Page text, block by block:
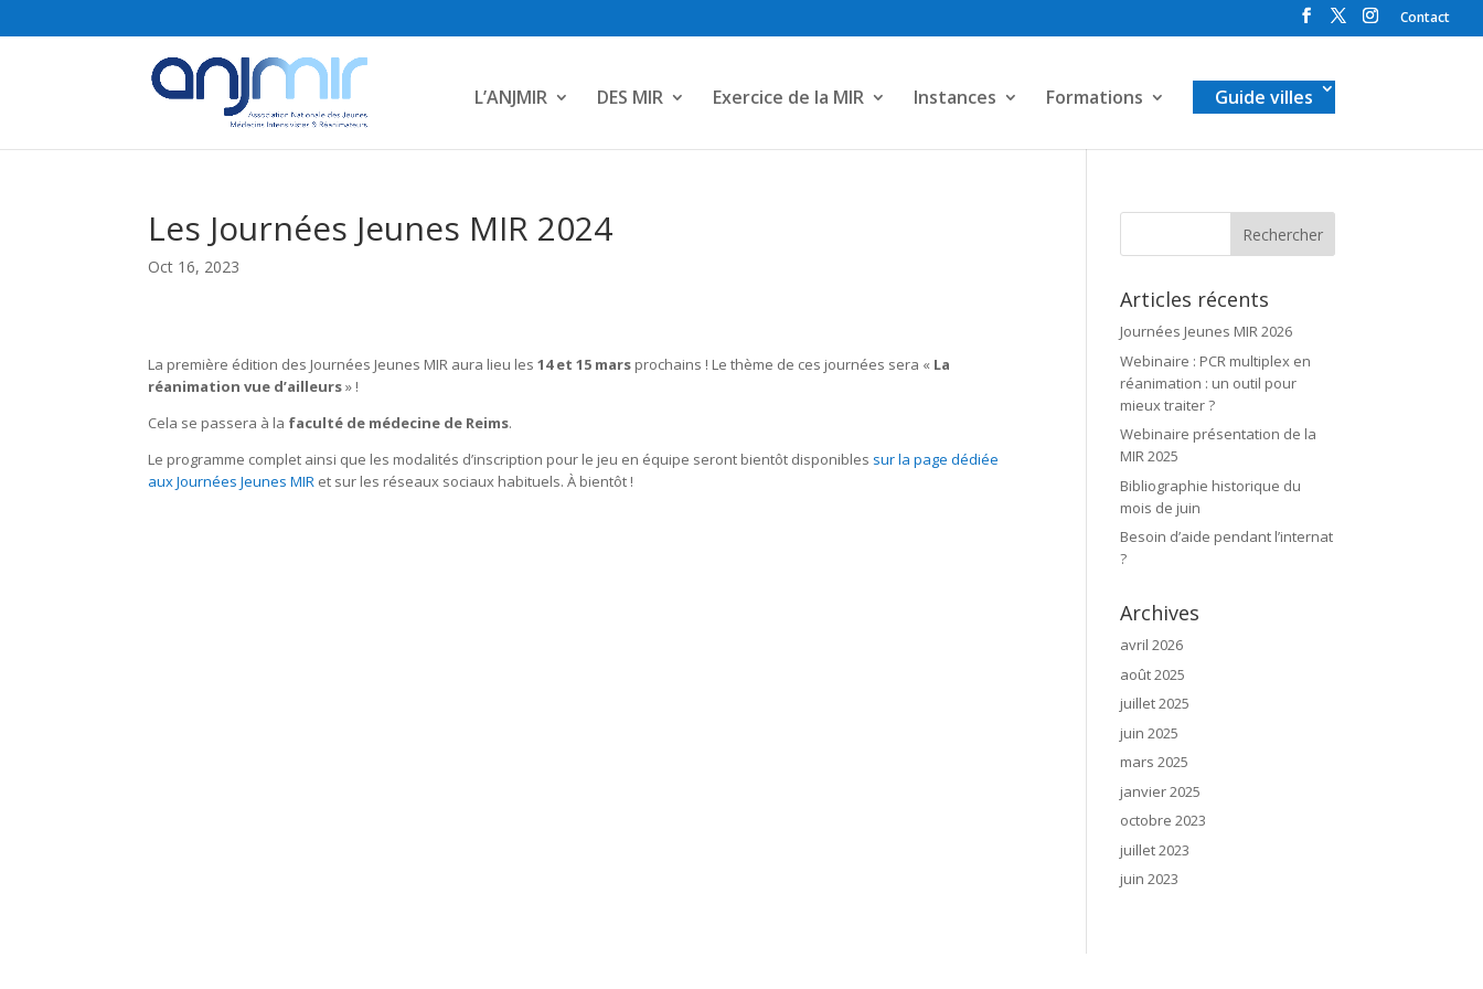
Contact
L’ANJMIR DES MIR Exercice de la MIR Instances Formations Guide villes
Les Journées Jeunes MIR 2024
Oct 16, 2023
La première édition des Journées Jeunes MIR aura lieu les 14 et 15 mars prochains ! Le thème de ces journées sera « La
réanimation vue d’ailleurs» !
Cela se passera à la faculté de médecine de Reims.
Le programme complet ainsi que les modalités d’inscription pour le jeu en équipe seront bientôt disponibles sur la page dédiée
aux Journées Jeunes MIR et sur les réseaux sociaux habituels. À bientôt !
Articles récents
Journées Jeunes MIR 2026
Webinaire : PCR multiplex en
réanimation : un outil pour
mieux traiter ?
Webinaire présentation de la
MIR 2025
Bibliographie historique du
mois de juin
Besoin d’aide pendant l’internat
?
Archives
avril 2026
août 2025
juillet 2025
juin 2025
mars 2025
janvier 2025
octobre 2023
juillet 2023
juin 2023